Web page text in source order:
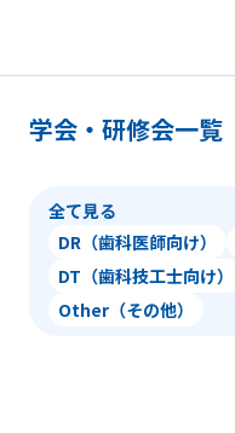
学会・研修会一覧
全て見る
DR（歯科医師向け）
DT（歯科技工士向け）
Other（その他）